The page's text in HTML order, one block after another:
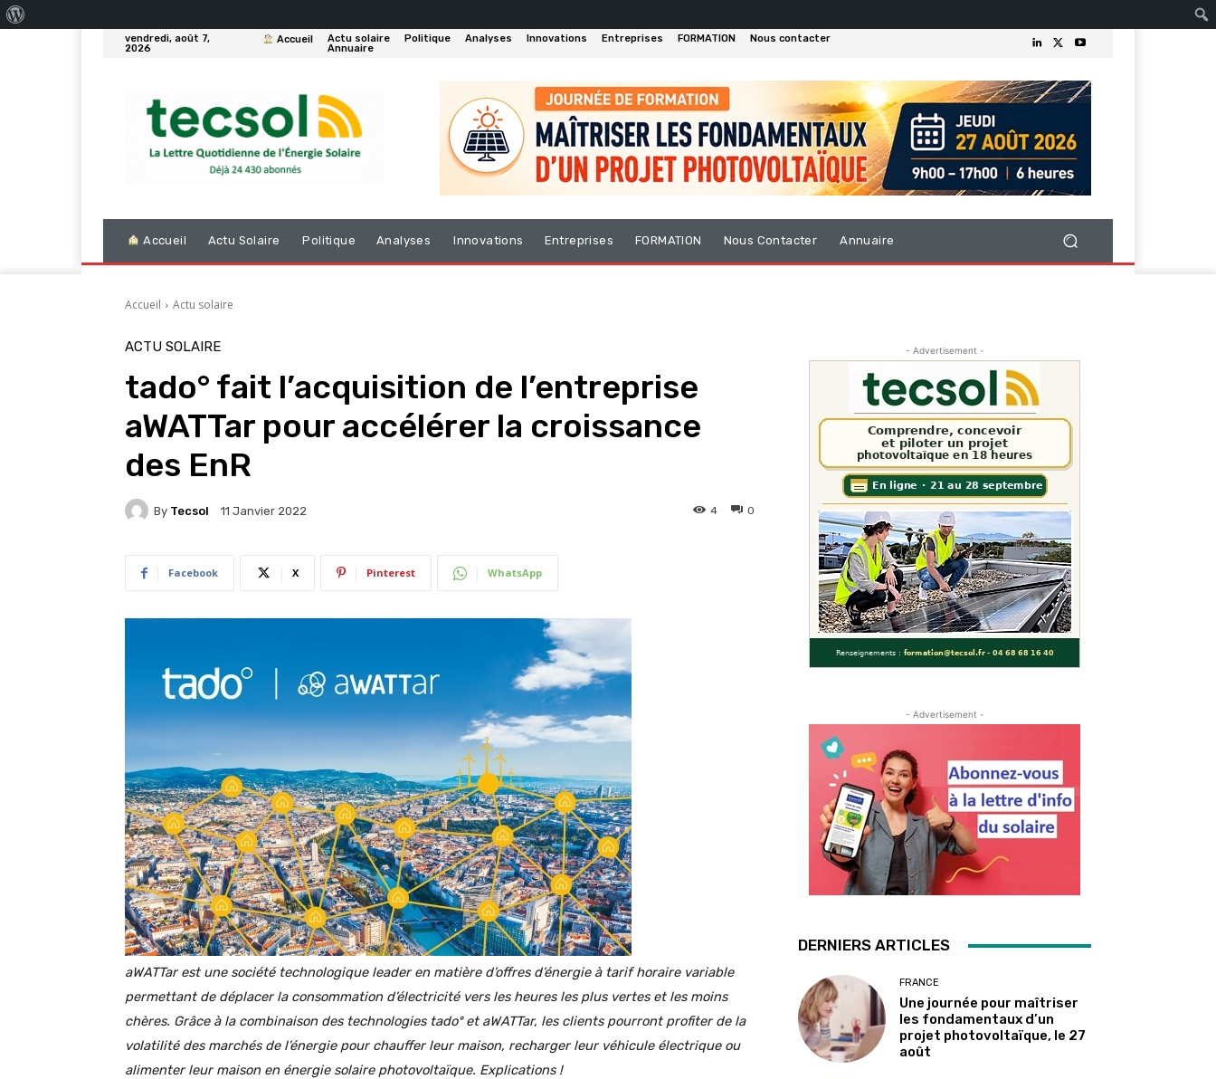
vendredi, août 7,
2026
Accueil Actu solaire Politique Analyses Innovations Entreprises FORMATION
Nous contacter
Annuaire
Accueil Actu Solaire Politique Analyses Innovations Entreprises FORMATION Nous Contacter Annuaire
Accueil Actu solaire
ACTU SOLAIRE
tado° fait l’acquisition de l’entreprise
aWATTar pour accélérer la croissance
des EnR
By Tecsol 11 Janvier 2022 0
4
Facebook X Pinterest WhatsApp
aWATTar est une société technologique leader en matière d’offres d’énergie à tarif horaire variable
permettant de déplacer la consommation d’électricité vers les heures les plus vertes et les moins
chères. Grâce à la combinaison des technologies tadoº et aWATTar, les clients pourront profiter de la
volatilité des marchés de l’énergie pour chauffer leur maison, recharger leur véhicule électrique ou
alimenter leur maison en énergie solaire photovoltaïque. Explications !
- Advertisement -
- Advertisement -
DERNIERS ARTICLES
FRANCE
Une journée pour maîtriser
les fondamentaux d’un
projet photovoltaïque, le 27
août